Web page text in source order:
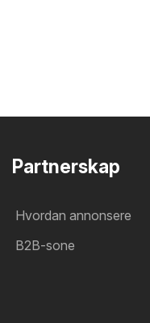
Partnerskap
Hvordan annonsere
B2B-sone